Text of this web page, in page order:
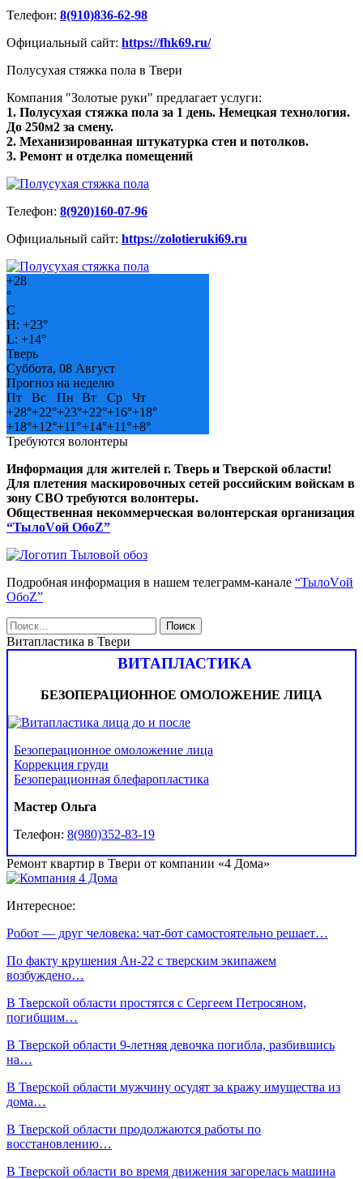
Телефон: 8(910)836-62-98
Официальный сайт: https://fhk69.ru/
Полусухая стяжка пола в Твери
Компания "Золотые руки" предлагает услуги:
1. Полусухая стяжка пола за 1 день. Немецкая технология.
До 250м2 за смену.
2. Механизированная штукатурка стен и потолков.
3. Ремонт и отделка помещений
Телефон: 8(920)160-07-96
Официальный сайт: https://zolotieruki69.ru
+28
°
C
H: +23°
L: +14°
Тверь
Суббота, 08 Август
Прогноз на неделю
Пт
Вс Пн Вт Ср
Чт
+28°+22°+23°+22°+16°+18°
+18°+12°+11°+14°+11°+8°
Требуются волонтеры
Информация для жителей г. Тверь и Тверской области!
Для плетения маскировочных сетей российским войскам в
зону СВО требуются волонтеры.
Общественная некоммерческая волонтерская организация
“ТылоVой ОбоZ”
Подробная информация в нашем телеграмм-канале “ТылоVой
ОбоZ”
Витапластика в Твери
ВИТАПЛАСТИКА
БЕЗОПЕРАЦИОННОЕ ОМОЛОЖЕНИЕ ЛИЦА
Безоперационное омоложение лица
Коррекция груди
Безоперационная блефаропластика
Мастер Ольга
Телефон: 8(980)352-83-19
Ремонт квартир в Твери от компании «4 Дома»
Интересное:
Робот — друг человека: чат-бот самостоятельно решает…
По факту крушения Ан-22 с тверским экипажем
возбуждено…
В Тверской области простятся с Сергеем Петросяном,
погибшим…
В Тверской области 9-летняя девочка погибла, разбившись
на…
В Тверской области мужчину осудят за кражу имущества из
дома…
В Тверской области продолжаются работы по
восстановлению…
В Тверской области во время движения загорелась машина